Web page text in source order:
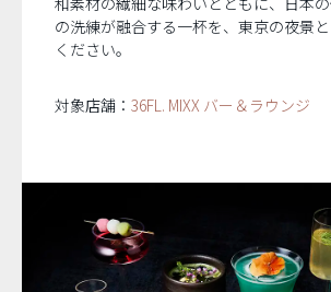
の洗練が融合する一杯を、東京の夜景
ください。
対象店舗： 36FL. MIXX バー＆ラウンジ